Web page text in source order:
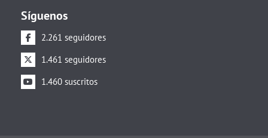
Síguenos
2.261 seguidores
1.461 seguidores
1.460 suscritos